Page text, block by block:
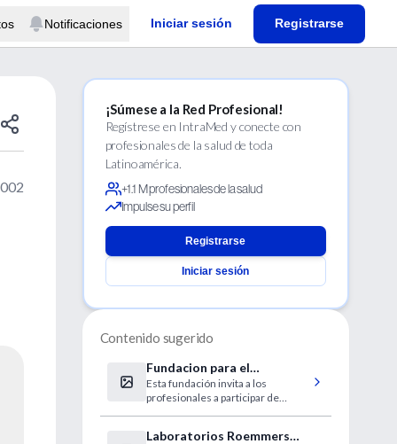
Notificaciones Iniciar sesión Registrarse
¡Súmese a la Red Profesional!
Regístrese en IntraMed y conecte con
profesionales de la salud de toda
Latinoamérica.
+1.1 M profesionales de la salud
Impulse su perfil
Registrarse
Iniciar sesión
Contenido sugerido
Fundacion para el
Diagnóstico y Tratamiento
de los Acúfenos
Esta fundación invita a los
profesionales a participar de
Laboratorios Roemmers